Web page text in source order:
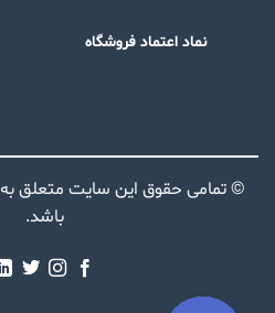
نماد اعتماد فروشگاه
© تمامی حقوق این سایت متعلق به
باشد.